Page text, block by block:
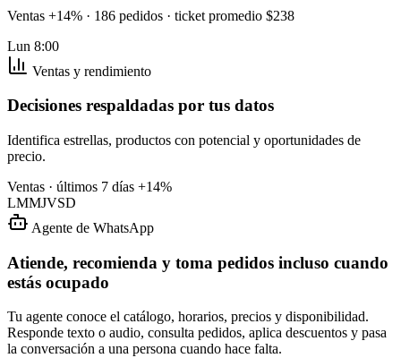
Ventas +14% · 186 pedidos · ticket promedio $238
Lun 8:00
Ventas y rendimiento
Decisiones respaldadas por tus datos
Identifica estrellas, productos con potencial y oportunidades de
precio.
Ventas · últimos 7 días +14%
LMMJVSD
Agente de WhatsApp
Atiende, recomienda y toma pedidos incluso cuando
estás ocupado
Tu agente conoce el catálogo, horarios, precios y disponibilidad.
Responde texto o audio, consulta pedidos, aplica descuentos y pasa
la conversación a una persona cuando hace falta.